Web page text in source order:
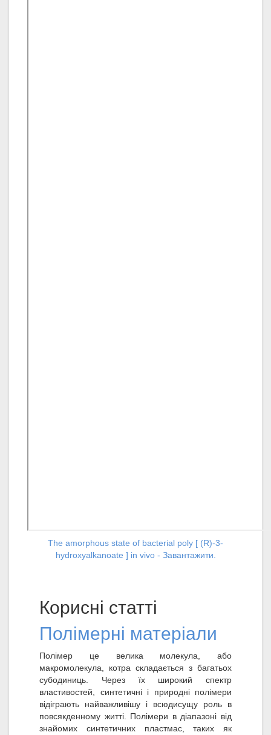
The amorphous state of bacterial poly [ (R)-3-
hydroxyalkanoate ] in vivo - Завантажити.
Корисні статті
Полімерні матеріали
Полімер це велика молекула, або
макромолекула, котра складається з багатьох
субодиниць. Через їх широкий спектр
властивостей, синтетичні і природні полімери
відіграють найважливішу і всюдисущу роль в
повсякденному житті. Полімери в діапазоні від
знайомих синтетичних пластмас, таких як